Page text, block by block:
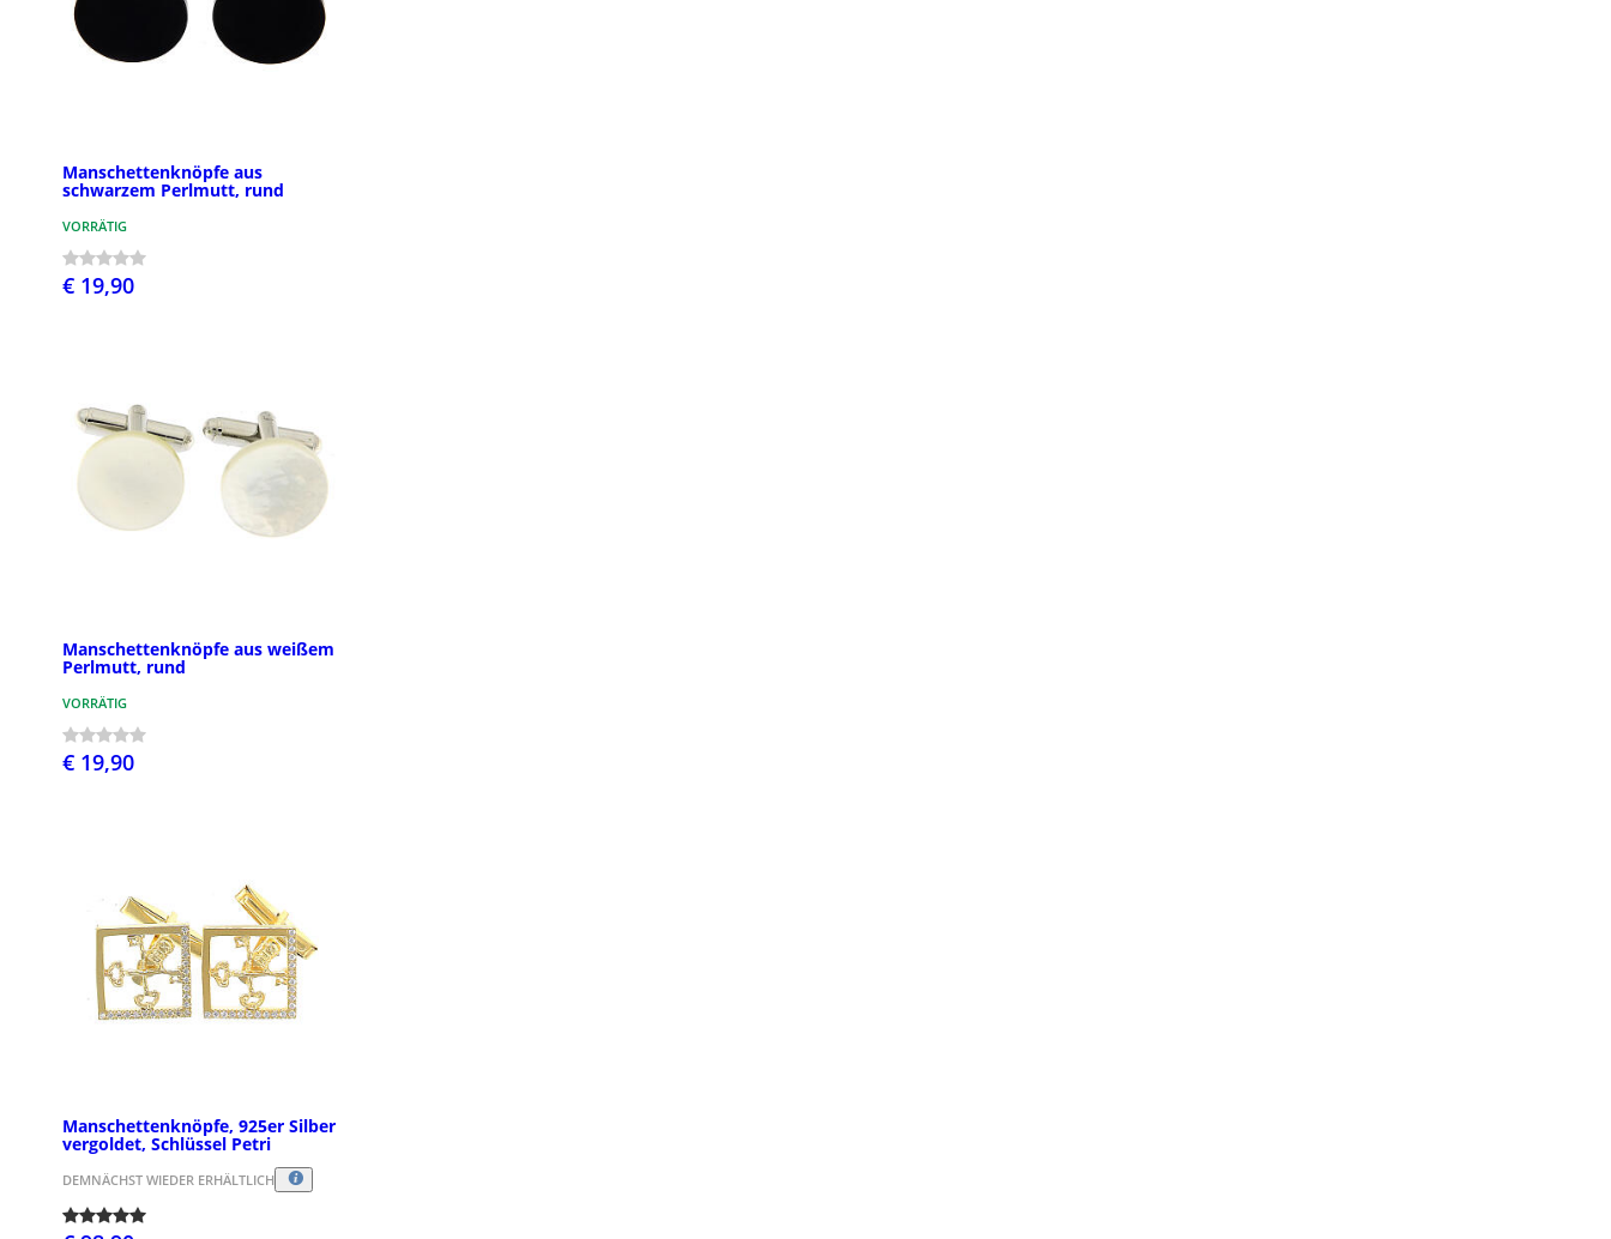
Manschettenknöpfe aus
schwarzem Perlmutt, rund
VORRÄTIG
€ 19,90
Manschettenknöpfe aus weißem
Perlmutt, rund
VORRÄTIG
€ 19,90
Manschettenknöpfe, 925er Silber
vergoldet, Schlüssel Petri
DEMNÄCHST WIEDER ERHÄLTLICH